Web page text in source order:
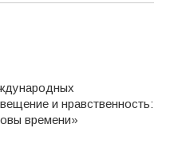
и нравственность:
времени»